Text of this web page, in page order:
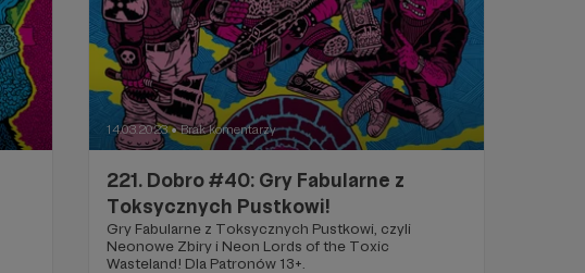
14.03.2023 ● Brak komentarzy
221. Dobro #40: Gry Fabularne z
Toksycznych Pustkowi!
Gry Fabularne z Toksycznych Pustkowi, czyli
Neonowe Zbiry i Neon Lords of the Toxic
Wasteland! Dla Patronów 13+.